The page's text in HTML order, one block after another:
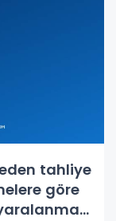
tahliye
göre